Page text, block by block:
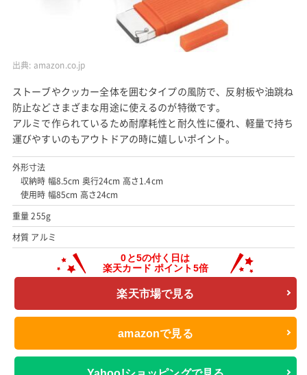
出典: amazon.co.jp
ストーブやクッカー全体を囲むタイプの風防で、反射板や油跳ね
防止などさまざまな用途に使えるのが特徴です。
アルミで作られているため耐摩耗性と耐久性に優れ、軽量で持ち
運びやすいのもアウトドアの時に嬉しいポイント。
外形寸法
収納時 幅8.5cm 奥行24cm 高さ1.4cm
使用時 幅85cm 高さ24cm
重量 255g
材質 アルミ
楽天市場で見る
amazonで見る